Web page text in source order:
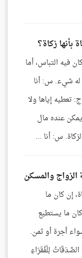
بأنها زكاة؟
فيه التباس، أما
له شيء. س: أنا
تعطيه إياها ولا
عنده مال
س: أنا ...
الزواج والمسكن
إن كان ما
ما يستطيع
أجرة أو ثمن.
لِلْفُقَرَاءِ